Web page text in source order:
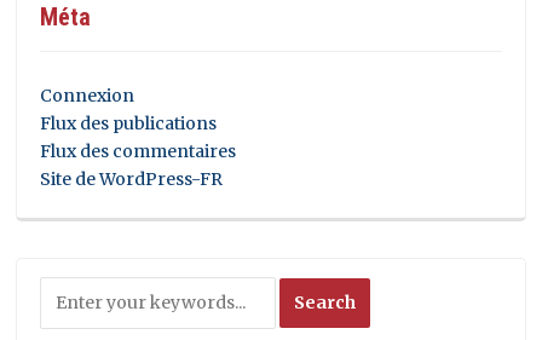
Méta
Connexion
Flux des publications
Flux des commentaires
Site de WordPress-FR